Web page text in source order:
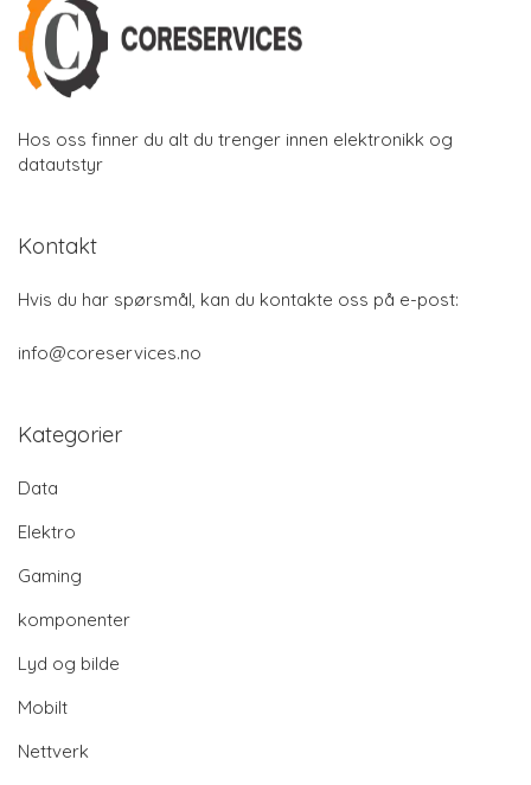
Hos oss finner du alt du trenger innen elektronikk og
datautstyr
Kontakt
Hvis du har spørsmål, kan du kontakte oss på e-post:
info@coreservices.no
Kategorier
Data
Elektro
Gaming
komponenter
Lyd og bilde
Mobilt
Nettverk